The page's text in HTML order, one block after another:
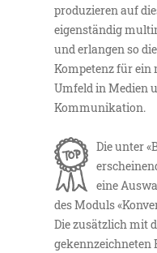
produzieren auf
eigenständig
und erlangen so
Kompetenz für
Umfeld in Medien
Kommunikation.
Die unter
eine
des Moduls
Die zusätzlich mit
gekennzeichneten